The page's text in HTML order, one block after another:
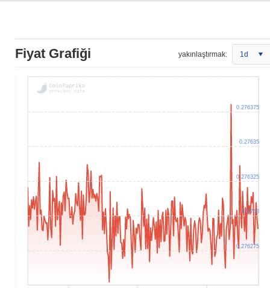
Fiyat Grafiği yakınlaştırmak: 1d
0.276275
0.2763
0.276325
0.27635
0.276375